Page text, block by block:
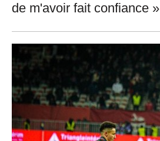
de m'avoir fait confiance »